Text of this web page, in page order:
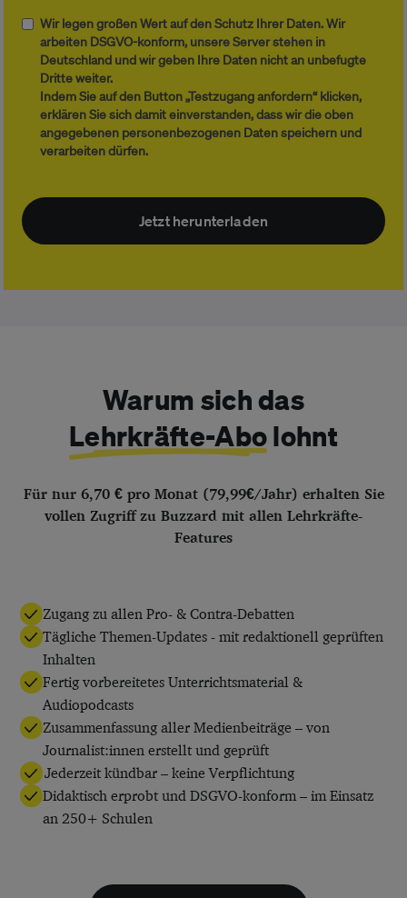
Wir legen großen Wert auf den Schutz Ihrer Daten. Wir
arbeiten DSGVO-konform, unsere Server stehen in
Deutschland und wir geben Ihre Daten nicht an unbefugte
Dritte weiter.
Indem Sie auf den Button „Testzugang anfordern“ klicken,
erklären Sie sich damit einverstanden, dass wir die oben
angegebenen personenbezogenen Daten speichern und
verarbeiten dürfen.
Warum sich das
Lehrkräfte-Abolohnt
Für nur 6,70 € pro Monat (79,99€/Jahr) erhalten Sie
vollen Zugriff zu Buzzard mit allen Lehrkräfte-
Features
Zugang zu allen Pro- & Contra-Debatten
Tägliche Themen-Updates - mit redaktionell geprüften
Inhalten
Fertig vorbereitetes Unterrichtsmaterial &
Audiopodcasts
Zusammenfassung aller Medienbeiträge – von
Journalist:innen erstellt und geprüft
Jederzeit kündbar – keine Verpflichtung
Didaktisch erprobt und DSGVO-konform – im Einsatz
an 250+ Schulen